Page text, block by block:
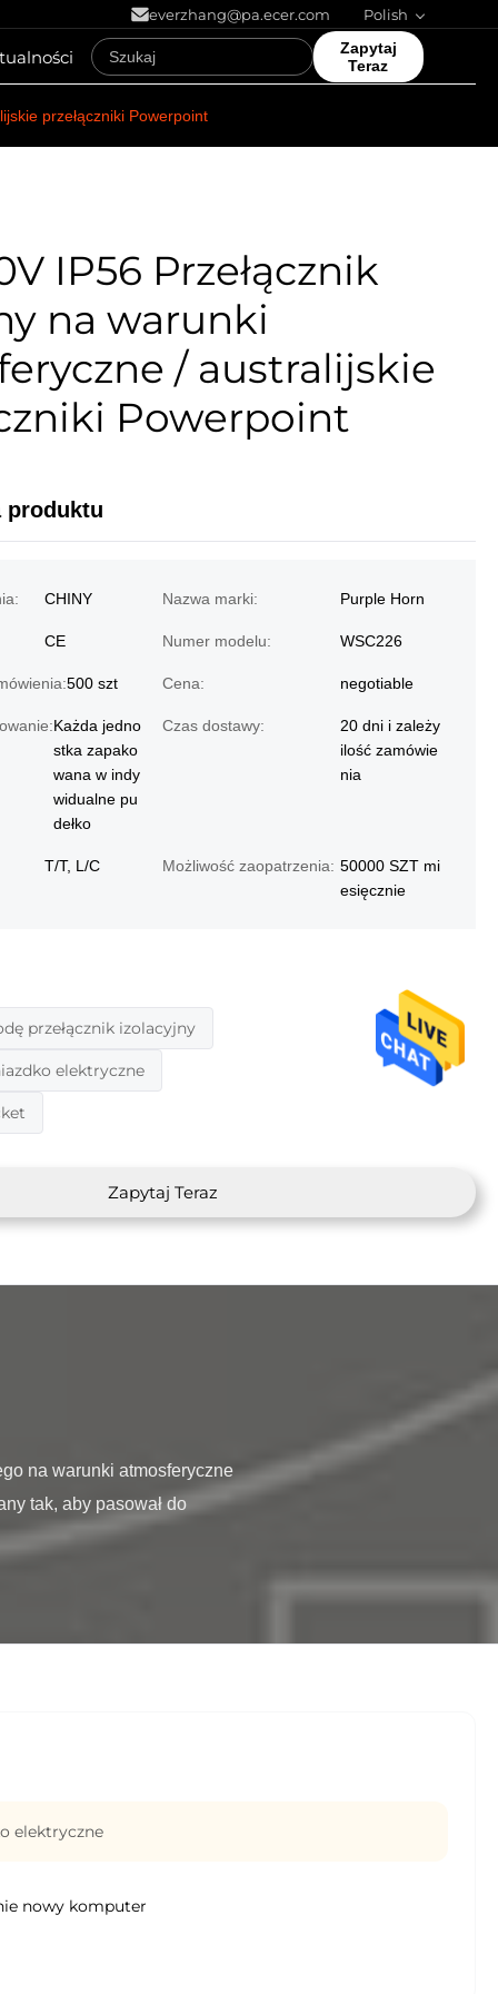
everzhang@pa.ecer.com Polish
Zapytaj
Teraz
przełączniki Powerpoint
IP56 Przełącznik
na warunki
/ australijskie
Powerpoint
produktu
CHINY Nazwa marki: Purple Horn
CE Numer modelu: WSC226
500 szt Cena: negotiable
Każda jedno
stka zapako
wana w indy
widualne pu
dełko
Czas dostawy:
20 dni i zależy
ilość zamówie
nia
T/T, L/C Możliwość zaopatrzenia: 50000 SZT mi
esięcznie
przełącznik izolacyjny
elektryczne
Zapytaj Teraz
tak, aby pasował do
elektryczne
nowy komputer